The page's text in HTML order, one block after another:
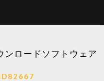
ンロードソフトウェア